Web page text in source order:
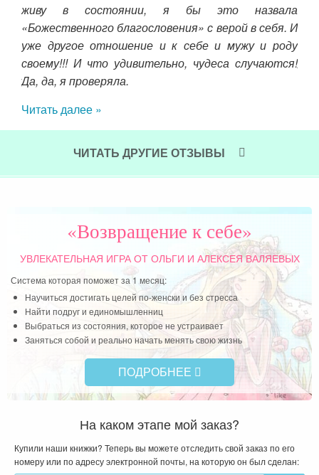
живу в состоянии, я бы это назвала
«Божественного благословения» с верой в себя. И
уже другое отношение и к себе и мужу и роду
своему!!! И что удивительно, чудеса случаются!
Да, да, я проверяла.
Читать далее »
ЧИТАТЬ ДРУГИЕ ОТЗЫВЫ
«Возвращение к себе»
УВЛЕКАТЕЛЬНАЯ ИГРАОТ ОЛЬГИ И АЛЕКСЕЯ ВАЛЯЕВЫХ
Система которая поможет за 1 месяц:
Научиться достигать целей по-женски и без стресса
Найти подруг и единомышленниц
Выбраться из состояния, которое не устраивает
Заняться собой и реально начать менять свою жизнь
ПОДРОБНЕЕ
На каком этапе мой заказ?
Купили наши книжки? Теперь вы можете отследить свой заказ по его
номеру или по адресу электронной почты, на которую он был сделан: